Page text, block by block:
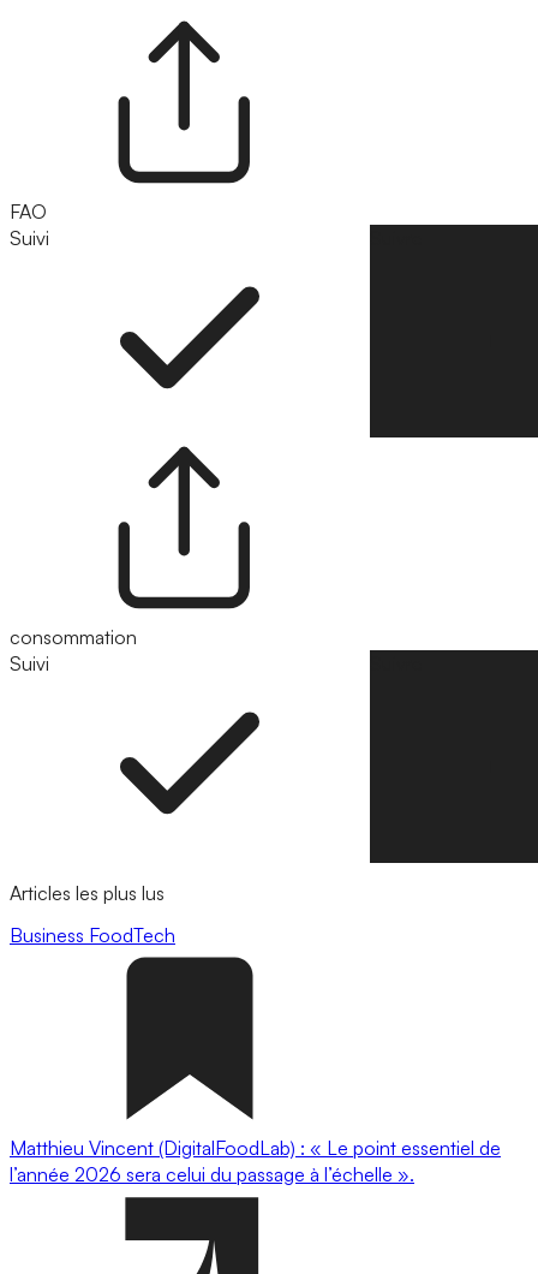
FAO
Suivi
consommation
Suivi
Articles les plus lus
Business FoodTech
Matthieu Vincent (DigitalFoodLab) : « Le point essentiel de
l’année 2026 sera celui du passage à l’échelle ».